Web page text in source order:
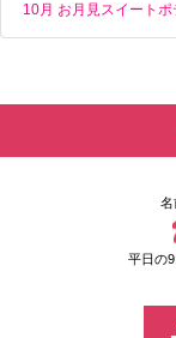
10月 お月見スイートポ
名
平日の